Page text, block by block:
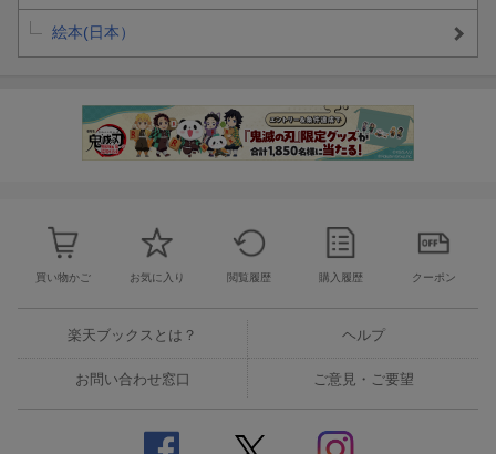
絵本(日本）
買い物かご お気に入り 閲覧履歴 購入履歴 クーポン
楽天ブックスとは？ ヘルプ
お問い合わせ窓口 ご意見・ご要望